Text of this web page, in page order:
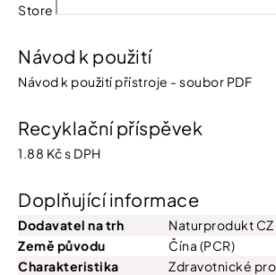
Store
Návod k použití
Návod k použití přístroje - soubor PDF
Recyklační příspěvek
1.88 Kč s DPH
Doplňující informace
Dodavatel na trh
Naturprodukt CZ
Země původu
Čína (PCR)
Charakteristika
Zdravotnické